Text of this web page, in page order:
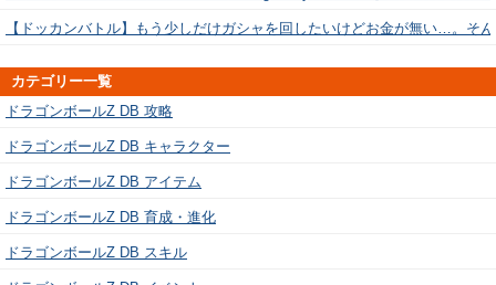
【ドッカンバトル】もう少しだけガシャを回したいけどお金が無い…。そ
カテゴリー一覧
ドラゴンボールZ DB 攻略
ドラゴンボールZ DB キャラクター
ドラゴンボールZ DB アイテム
ドラゴンボールZ DB 育成・進化
ドラゴンボールZ DB スキル